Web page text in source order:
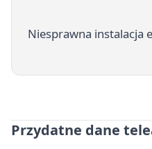
Niesprawna instalacja
Przydatne dane